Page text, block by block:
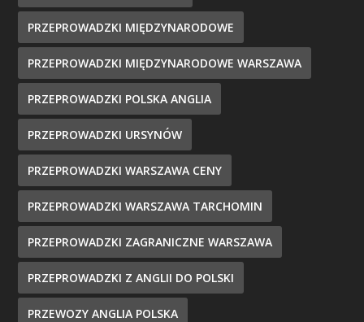
PRZEPROWADZKI MIĘDZYNARODOWE
PRZEPROWADZKI MIĘDZYNARODOWE WARSZAWA
PRZEPROWADZKI POLSKA ANGLIA
PRZEPROWADZKI URSYNÓW
PRZEPROWADZKI WARSZAWA CENY
PRZEPROWADZKI WARSZAWA TARCHOMIN
PRZEPROWADZKI ZAGRANICZNE WARSZAWA
PRZEPROWADZKI Z ANGLII DO POLSKI
PRZEWOZY ANGLIA POLSKA